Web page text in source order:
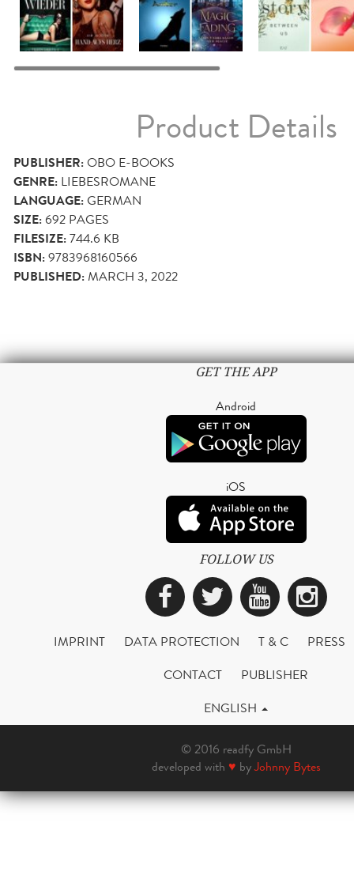
Product Details
PUBLISHER:OBO E-BOOKS
GENRE: LIEBESROMANE
LANGUAGE:GERMAN
SIZE:692 PAGES
FILESIZE:744.6 KB
ISBN:9783968160566
PUBLISHED:MARCH 3, 2022
GET THE APP
Android
iOS
FOLLOW US
Facebook
Twitter
IMPRINT DATA PROTECTION T & C
PRESS
CONTACT
PUBLISHER
ENGLISH
© 2016 readfy GmbH
developed with ♥ byJohnny Bytes